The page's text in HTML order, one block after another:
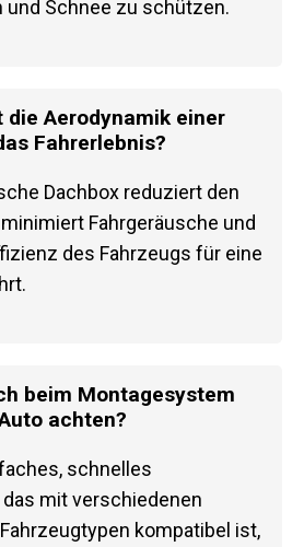
und Schnee zu schützen.
Aerodynamik einer
Fahrerlebnis?
Dachbox reduziert den
Fahrgeräusche und
des Fahrzeugs für eine
beim Montagesystem
achten?
schnelles
mit verschiedenen
kompatibel ist,